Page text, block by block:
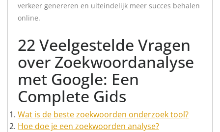
verkeer genereren en uiteindelijk meer succes behalen
online.
22 Veelgestelde Vragen
over Zoekwoordanalyse
met Google: Een
Complete Gids
Wat is de beste zoekwoorden onderzoek tool?
Hoe doe je een zoekwoorden analyse?